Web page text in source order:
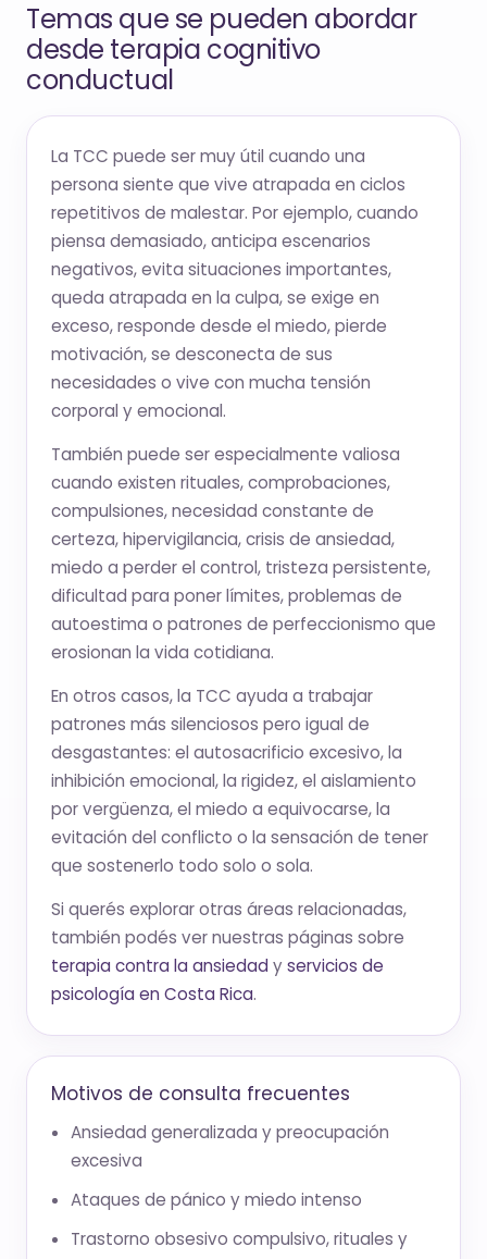
Temas que se pueden abordar
desde terapia cognitivo
conductual
La TCC puede ser muy útil cuando una
persona siente que vive atrapada en ciclos
repetitivos de malestar. Por ejemplo, cuando
piensa demasiado, anticipa escenarios
negativos, evita situaciones importantes,
queda atrapada en la culpa, se exige en
exceso, responde desde el miedo, pierde
motivación, se desconecta de sus
necesidades o vive con mucha tensión
corporal y emocional.
También puede ser especialmente valiosa
cuando existen rituales, comprobaciones,
compulsiones, necesidad constante de
certeza, hipervigilancia, crisis de ansiedad,
miedo a perder el control, tristeza persistente,
dificultad para poner límites, problemas de
autoestima o patrones de perfeccionismo que
erosionan la vida cotidiana.
En otros casos, la TCC ayuda a trabajar
patrones más silenciosos pero igual de
desgastantes: el autosacrificio excesivo, la
inhibición emocional, la rigidez, el aislamiento
por vergüenza, el miedo a equivocarse, la
evitación del conflicto o la sensación de tener
que sostenerlo todo solo o sola.
Si querés explorar otras áreas relacionadas,
también podés ver nuestras páginas sobre
terapia contra la ansiedad y servicios de
psicología en Costa Rica.
Motivos de consulta frecuentes
Ansiedad generalizada y preocupación
excesiva
Ataques de pánico y miedo intenso
Trastorno obsesivo compulsivo, rituales y